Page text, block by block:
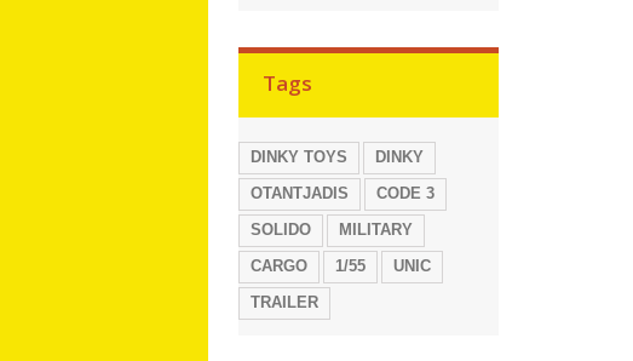
Tags
DINKY TOYS
DINKY
OTANTJADIS
CODE 3
SOLIDO
MILITARY
CARGO
1/55
UNIC
TRAILER